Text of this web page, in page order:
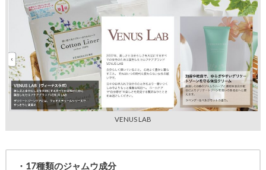
VENUS LAB
・17種類のジャムウ成分